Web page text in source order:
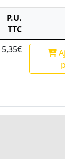
P.U.
TTC
5,35€